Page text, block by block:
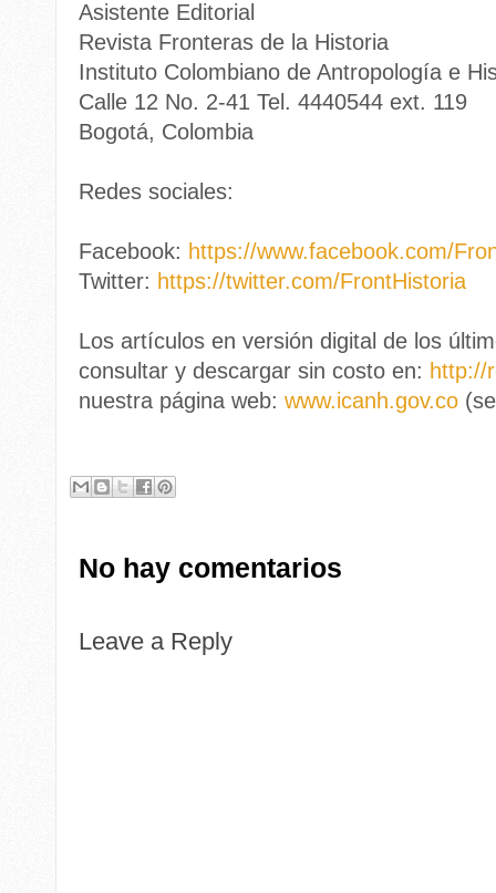
Asistente Editorial
Revista Fronteras de la Historia
Instituto Colombiano de Antropología e
Calle 12 No. 2-41 Tel. 4440544 ext. 119
Bogotá, Colombia
Redes sociales:
Facebook: https://www.facebook.com/
Twitter: https://twitter.com/FrontHistoria
Los artículos en versión digital de los
consultar y descargar sin costo en: http://
nuestra página web: www.icanh.gov.co
No hay comentarios
Leave a Reply